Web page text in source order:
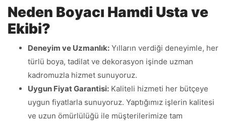
Neden Boyacı Hamdi Usta ve
Ekibi?
Deneyim ve Uzmanlık: Yılların verdiği deneyimle, her
türlü boya, tadilat ve dekorasyon işinde uzman
kadromuzla hizmet sunuyoruz.
Uygun Fiyat Garantisi: Kaliteli hizmeti her bütçeye
uygun fiyatlarla sunuyoruz. Yaptığımız işlerin kalitesi
ve uzun ömürlülüğü ile müşterilerimize tam